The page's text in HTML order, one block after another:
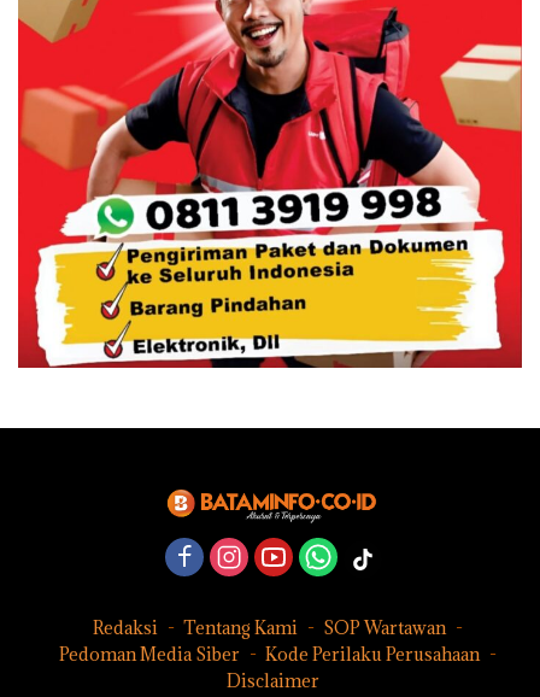
Redaksi Tentang Kami
SOP Wartawan
Pedoman Media Siber
Kode Perilaku Perusahaan
Disclaimer